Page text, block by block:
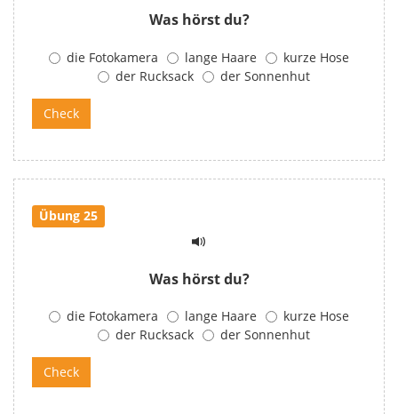
Was hörst du?
die Fotokamera lange Haare
kurze Hose
der Rucksack
der Sonnenhut
Übung 25
Was hörst du?
die Fotokamera lange Haare
kurze Hose
der Rucksack
der Sonnenhut